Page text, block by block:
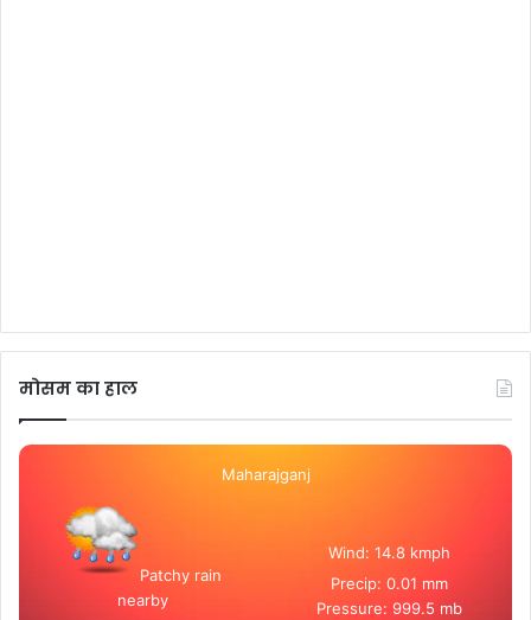
मोसम का हाल
Maharajganj
Patchy rain
nearby
Wind: 14.8 kmph
Precip: 0.01 mm
Pressure: 999.5 mb